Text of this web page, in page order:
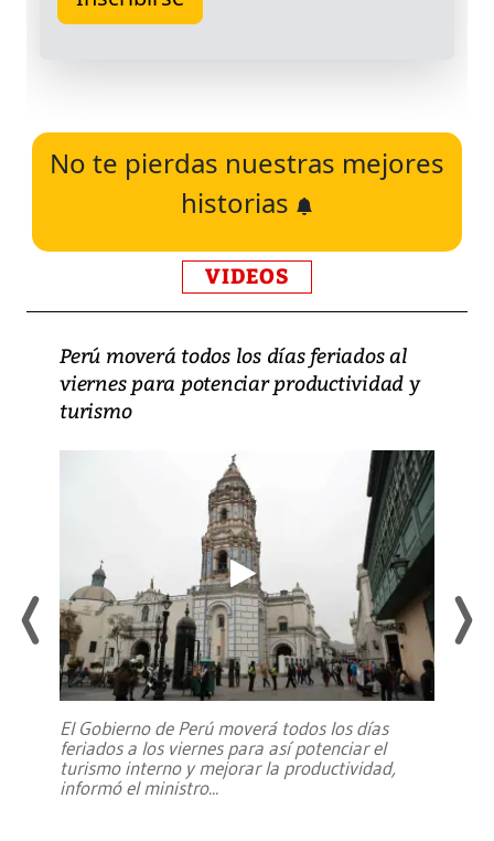
No te pierdas nuestras mejores
historias
VIDEOS
Perú moverá todos los días feriados al
viernes para potenciar productividad y
turismo
El Gobierno de Perú moverá todos los días
feriados a los viernes para así potenciar el
turismo interno y mejorar la productividad,
informó el ministro...